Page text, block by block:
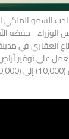
السمو
–حفظه
العقاري في
على توفير